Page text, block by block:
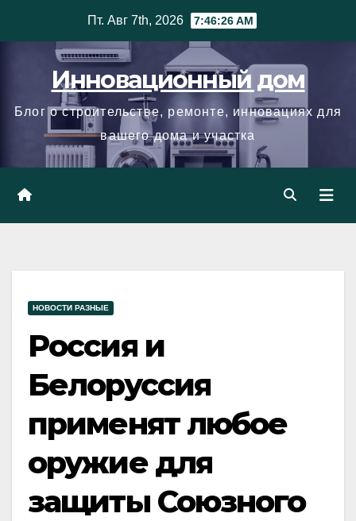
Пт. Авг 7th, 2026 7:46:27 AM
Инновационный дом
Блог о строительстве, ремонте, инновациях для
вашего дома и участка
НОВОСТИ РАЗНЫЕ
Россия и
Белоруссия
применят любое
оружие для
защиты Союзного